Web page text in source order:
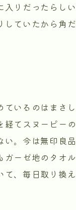
入りだったらし
していたから角
いるのはまさ
経てスヌーピー
い。今は無印良
ガーゼ地のタオ
て、毎日取り換